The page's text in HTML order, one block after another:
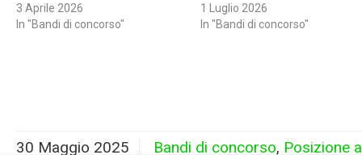
3 Aprile 2026
In "Bandi di concorso"
1 Luglio 2026
In "Bandi di concorso"
30 Maggio 2025 Bandi di concorso, Posizione